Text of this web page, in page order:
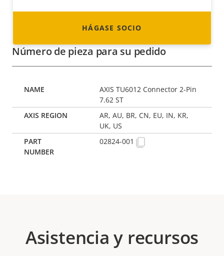
HÁGASE SOCIO
Número de pieza para su pedido
AXIS TU6012 Connector 2-Pin
7.62 ST
AR, AU, BR, CN, EU, IN, KR,
UK, US
02824-001
Asistencia y recursos